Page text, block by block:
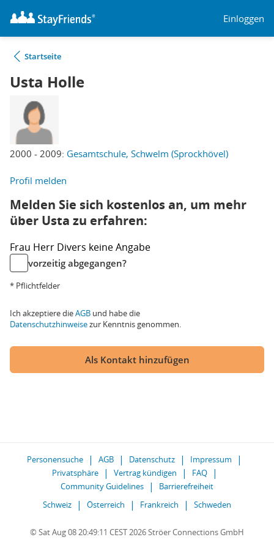
Einloggen
Startseite
Usta Holle
2000 - 2009: Gesamtschule, Schwelm (Sprockhövel)
Profil melden
Melden Sie sich kostenlos an, um mehr
über Usta zu erfahren:
Frau Herr Divers keine Angabe
vorzeitig abgegangen?
* Pflichtfelder
Ich akzeptiere dieAGB und habe die
Datenschutzhinweisezur Kenntnis genommen.
Als Kontakt hinzufügen
Personensuche AGB Datenschutz
Impressum
Privatsphäre
Vertrag kündigen
FAQ
Community Guidelines
Barrierefreiheit
Schweiz
Österreich Frankreich Schweden
© Sat Aug 08 20:49:11 CEST 2026 Ströer Connections GmbH